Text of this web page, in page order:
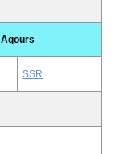
Aqours
SSR